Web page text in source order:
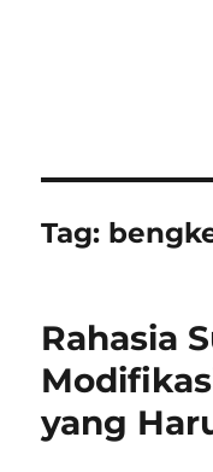
Tag:
Rahasia
yang